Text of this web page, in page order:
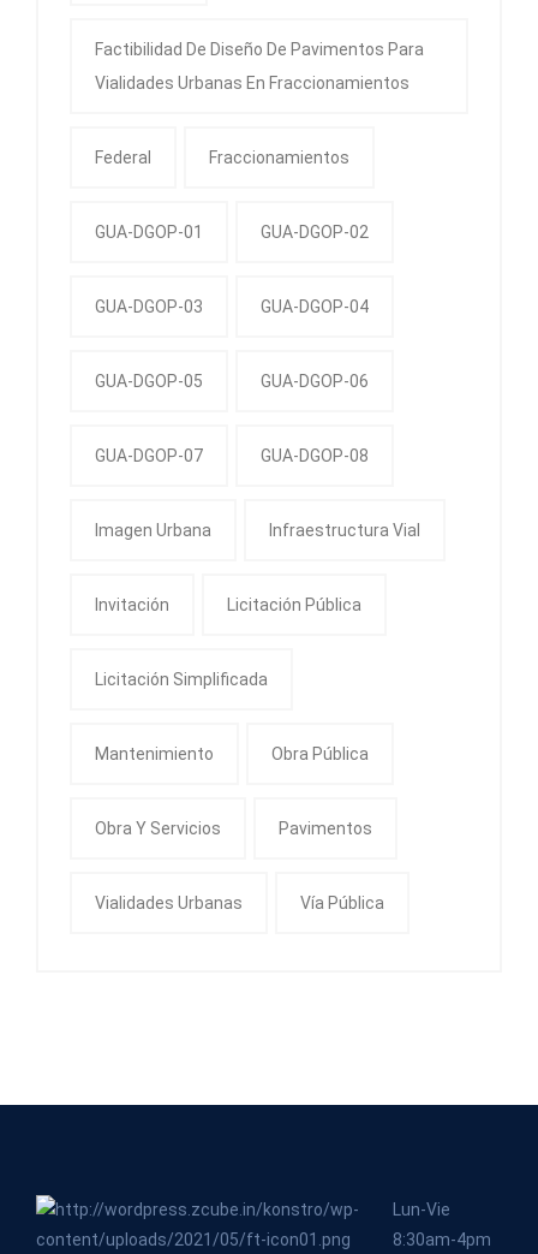
Factibilidad De Diseño De Pavimentos Para
Vialidades Urbanas En Fraccionamientos
Federal Fraccionamientos
GUA-DGOP-01 GUA-DGOP-02
GUA-DGOP-03 GUA-DGOP-04
GUA-DGOP-05 GUA-DGOP-06
GUA-DGOP-07 GUA-DGOP-08
Imagen Urbana Infraestructura Vial
Invitación Licitación Pública
Licitación Simplificada
Mantenimiento Obra Pública
Obra Y Servicios Pavimentos
Vialidades Urbanas Vía Pública
Lun-Vie
8:30am-4pm